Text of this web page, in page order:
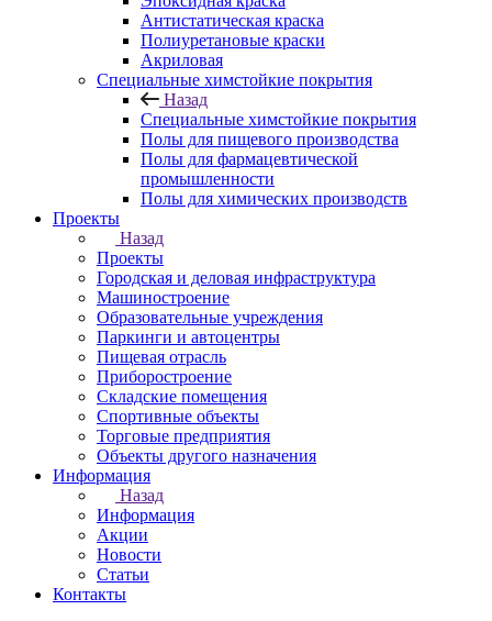
Антистатическая краска
Полиуретановые краски
Акриловая
Специальные химстойкие покрытия
Назад
Специальные химстойкие покрытия
Полы для пищевого производства
Полы для фармацевтической
промышленности
Полы для химических производств
Проекты
Назад
Проекты
Городская и деловая инфраструктура
Машиностроение
Образовательные учреждения
Паркинги и автоцентры
Пищевая отрасль
Приборостроение
Складские помещения
Спортивные объекты
Торговые предприятия
Объекты другого назначения
Информация
Назад
Информация
Акции
Новости
Статьи
Контакты